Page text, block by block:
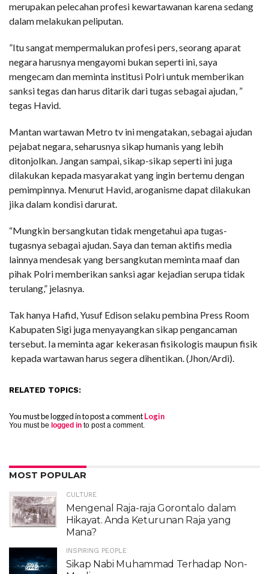
merupakan pelecahan profesi kewartawanan karena sedang
dalam melakukan peliputan.
”Itu sangat mempermalukan profesi pers, seorang aparat
negara harusnya mengayomi bukan seperti ini, saya
mengecam dan meminta institusi Polri untuk memberikan
sanksi tegas dan harus ditarik dari tugas sebagai ajudan, ”
tegas Havid.
Mantan wartawan Metro tv ini mengatakan, sebagai ajudan
pejabat negara, seharusnya sikap humanis yang lebih
ditonjolkan. Jangan sampai, sikap-sikap seperti ini juga
dilakukan kepada masyarakat yang ingin bertemu dengan
pemimpinnya. Menurut Havid, aroganisme dapat dilakukan
jika dalam kondisi darurat.
“Mungkin bersangkutan tidak mengetahui apa tugas-
tugasnya sebagai ajudan. Saya dan teman aktifis media
lainnya mendesak yang bersangkutan meminta maaf dan
pihak Polri memberikan sanksi agar kejadian serupa tidak
terulang,” jelasnya.
Tak hanya Hafid, Yusuf Edison selaku pembina Press Room
Kabupaten Sigi juga menyayangkan sikap pengancaman
tersebut. Ia meminta agar kekerasan fisikologis maupun fisik
kepada wartawan harus segera dihentikan. (Jhon/Ardi).
RELATED TOPICS:
You must be logged in to post a commentLogin
You must be logged in to post a comment.
MOST POPULAR
CULTURE
Mengenal Raja-raja Gorontalo dalam
Hikayat. Anda Keturunan Raja yang
Mana?
INSPIRING PEOPLE
Sikap Nabi Muhammad Terhadap Non-